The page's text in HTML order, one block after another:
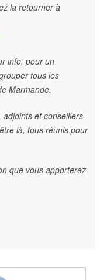
la retourner à
info, pour un
tous les
Marmande.
et conseillers
là, tous réunis pour
que vous apporterez